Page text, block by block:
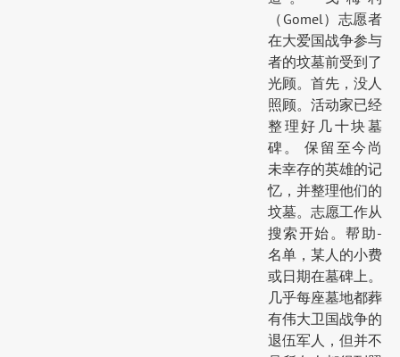
（Gomel）志愿者
在大爱国战争参与
者的坟墓前受到了
光顾。首先，没人
照顾。活动家已经
整理好几十块墓
碑。 保留至今尚
未幸存的英雄的记
忆，并整理他们的
坟墓。志愿工作从
搜索开始。帮助-
名单，某人的小费
或日期在墓碑上。
几乎每座墓地都葬
有伟大卫国战争的
退伍军人，但并不